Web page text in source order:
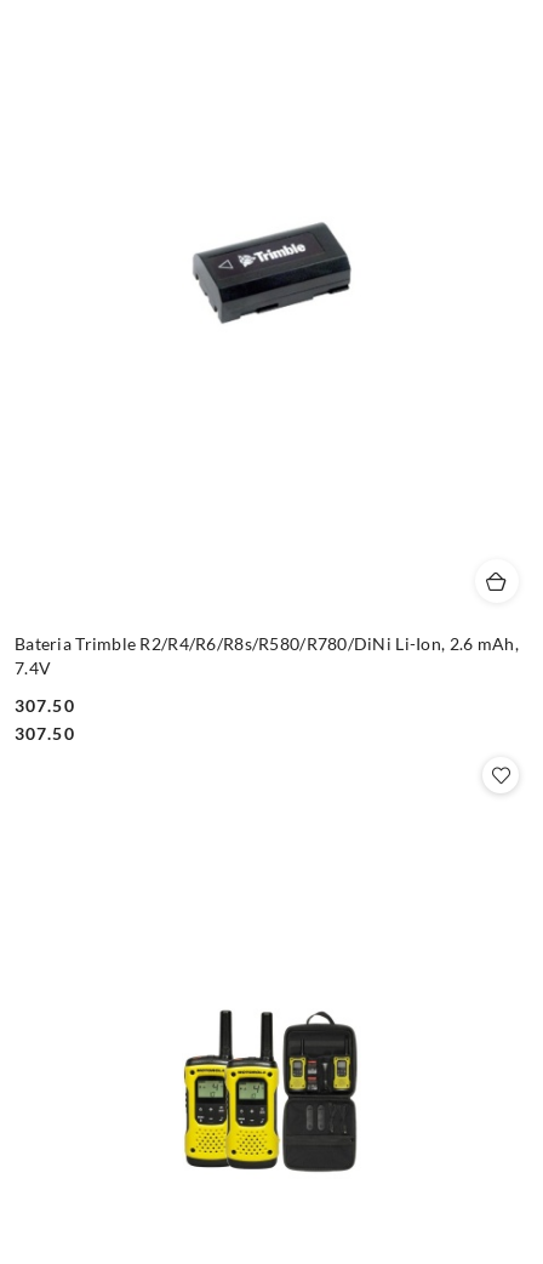
Bateria Trimble R2/R4/R6/R8s/R580/R780/DiNi Li-Ion, 2.6 mAh,
7.4V
Cena:
307.50
Cena:
307.50